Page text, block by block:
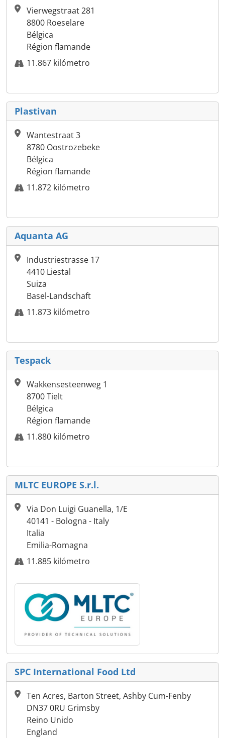
Vierwegstraat 281
8800 Roeselare
Bélgica
Région flamande
11.867 kilómetro
Plastivan
Wantestraat 3
8780 Oostrozebeke
Bélgica
Région flamande
11.872 kilómetro
Aquanta AG
Industriestrasse 17
4410 Liestal
Suiza
Basel-Landschaft
11.873 kilómetro
Tespack
Wakkensesteenweg 1
8700 Tielt
Bélgica
Région flamande
11.880 kilómetro
MLTC EUROPE S.r.l.
Via Don Luigi Guanella, 1/E
40141 - Bologna - Italy
Italia
Emilia-Romagna
11.885 kilómetro
SPC International Food Ltd
Ten Acres, Barton Street, Ashby Cum-Fenby
DN37 0RU Grimsby
Reino Unido
England